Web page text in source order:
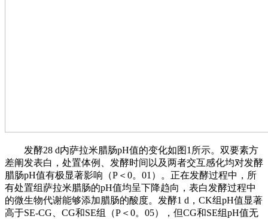
发酵28 d内萨拉米腊肠pH值的变化如图1所示。双要素方
差阐发表白，处置体例、发酵时间以及两者交互感化均对发酵
腊肠pH值有极显著影响（P＜0。01）。正在发酵过程中，所
有处置组萨拉米腊肠的pH值均呈下降趋向，表白发酵过程中
的微生物代谢能够添加腊肠的酸度。发酵1 d，CK组pH值显著
高于SE-CG、CG和SE组（P＜0。05），但CG和SE组pH值无